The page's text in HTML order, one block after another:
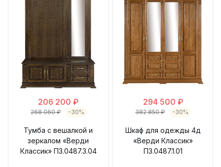
206 200 ₽
268 060 ₽ -30%
Тумба с вешалкой и
зеркалом «Верди
Классик» П3.0487.3.04
294 500 ₽
382 850 ₽ -30%
Шкаф для одежды 4д
«Верди Классик»
П3.0487.1.01